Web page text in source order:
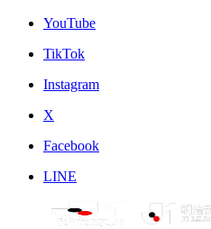
YouTube
TikTok
Instagram
X
Facebook
LINE